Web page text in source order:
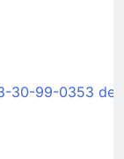
30-99-0353 del